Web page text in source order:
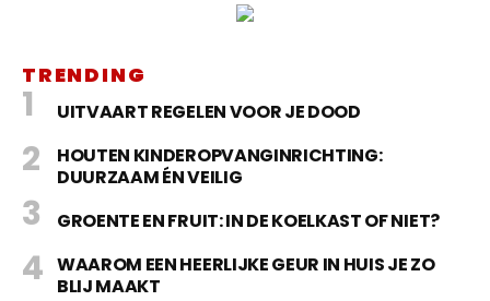
TRENDING
UITVAART REGELEN VOOR JE DOOD
HOUTEN KINDEROPVANGINRICHTING:
DUURZAAM ÉN VEILIG
GROENTE EN FRUIT: IN DE KOELKAST OF NIET?
WAAROM EEN HEERLIJKE GEUR IN HUIS JE ZO
BLIJ MAAKT